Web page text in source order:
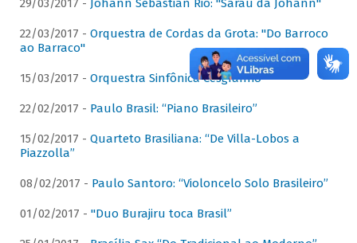
29/03/2017 - Johann Sebastian Rio: "Sarau da Johann"
22/03/2017 - Orquestra de Cordas da Grota: "Do Barroco
ao Barraco"
15/03/2017 - Orquestra Sinfônica Cesgranrio
22/02/2017 - Paulo Brasil: “Piano Brasileiro”
15/02/2017 - Quarteto Brasiliana: “De Villa-Lobos a
Piazzolla”
08/02/2017 - Paulo Santoro: “Violoncelo Solo Brasileiro”
01/02/2017 - "Duo Burajiru toca Brasil”